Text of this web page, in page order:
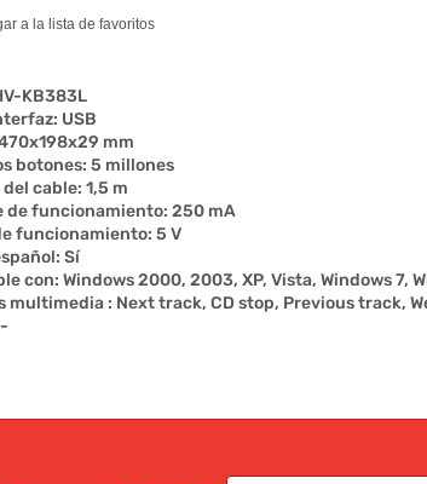
KB383L
USB
mm
botones: 5 millones
cable: 1,5 m
de funcionamiento: 250 mA
funcionamiento: 5 V
Sí
con: Windows 2000, 2003, XP, Vista, Windows 7,
multimedia : Next track, CD stop, Previous track,